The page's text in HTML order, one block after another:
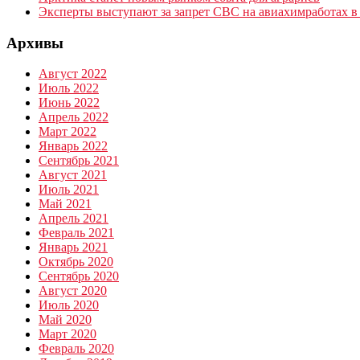
Эксперты выступают за запрет СВС на авиахимработах
Архивы
Август 2022
Июль 2022
Июнь 2022
Апрель 2022
Март 2022
Январь 2022
Сентябрь 2021
Август 2021
Июль 2021
Май 2021
Апрель 2021
Февраль 2021
Январь 2021
Октябрь 2020
Сентябрь 2020
Август 2020
Июль 2020
Май 2020
Март 2020
Февраль 2020